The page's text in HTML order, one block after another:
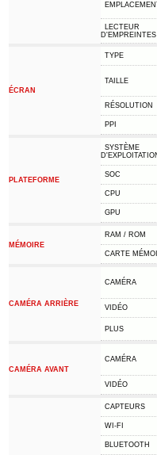
LECTEUR
D'EMPREINTES
ÉCRAN
TYPE
TAILLE
RÉSOLUTION
PPI
PLATEFORME
SYSTÈME
SOC
CPU
GPU
MÉMOIRE
RAM / ROM
CARTE
CAMÉRA ARRIÈRE
CAMÉRA
VIDÉO
PLUS
CAMÉRA AVANT
CAMÉRA
VIDÉO
CAPTEURS
WI-FI
BLUETOOTH